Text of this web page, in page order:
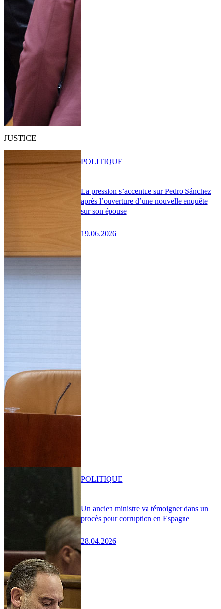
JUSTICE
La pression s’accentue sur Pedro Sánchez
après l’ouverture d’une nouvelle enquête
sur son épouse
19.06.2026
POLITIQUE
Un ancien ministre va témoigner dans un
procès pour corruption en Espagne
28.04.2026
POLITIQUE